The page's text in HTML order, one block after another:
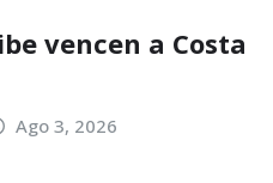
vencen a Costa
Ago 3, 2026